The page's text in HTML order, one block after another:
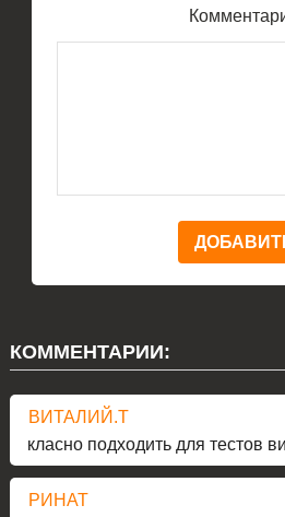
КОММЕНТАРИИ:
ВИТАЛИЙ.Т
класно подходить для тестов
РИНАТ